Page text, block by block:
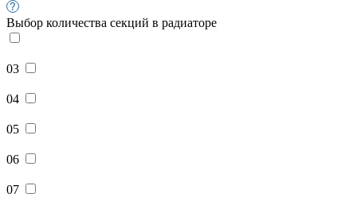
Выбор количества секций в радиаторе
03
04
05
06
07